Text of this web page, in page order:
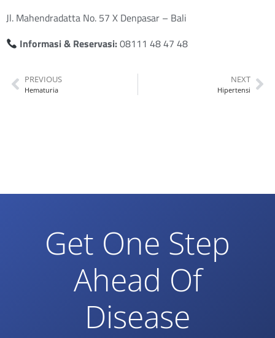
Jl. Mahendradatta No. 57 X Denpasar – Bali
Informasi & Reservasi:08111 48 47 48
PREVIOUS
Hematuria
NEXT
Hipertensi
Get One Step
Ahead Of
Disease